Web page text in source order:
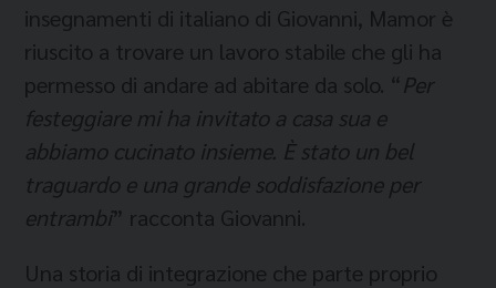
insegnamenti di italiano di Giovanni, Mamor è
riuscito a trovare un lavoro stabile che gli ha
permesso di andare ad abitare da solo. “Per
festeggiare mi ha invitato a casa sua e
abbiamo cucinato insieme. È stato un bel
traguardo e una grande soddisfazione per
entrambi” racconta Giovanni.
Una storia di integrazione che parte proprio